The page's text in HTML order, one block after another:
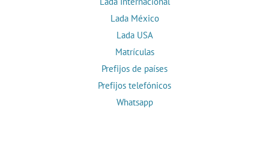
Lada México
Lada USA
Matrículas
Prefijos de países
Prefijos telefónicos
Whatsapp